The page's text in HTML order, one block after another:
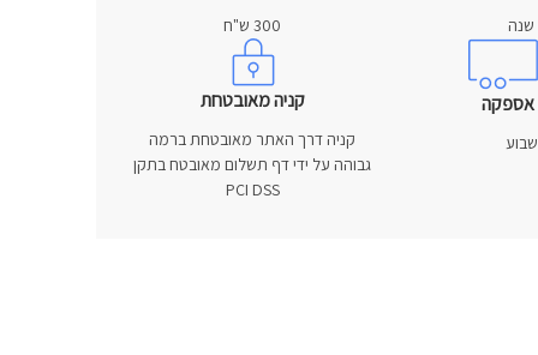
שנה 300 ש"ח
אספקה
שבוע
קניה מאובטחת
קניה דרך האתר מאובטחת ברמה
גבוהה על ידי דף תשלום מאובטח בתקן
PCI DSS